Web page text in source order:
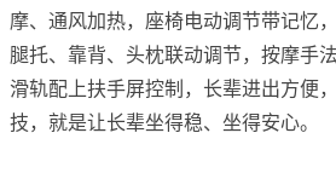
摩、通风加热，座椅电动调节带记忆
腿托、靠背、头枕联动调节，按摩手
滑轨配上扶手屏控制，长辈进出方便
技，就是让长辈坐得稳、坐得安心。